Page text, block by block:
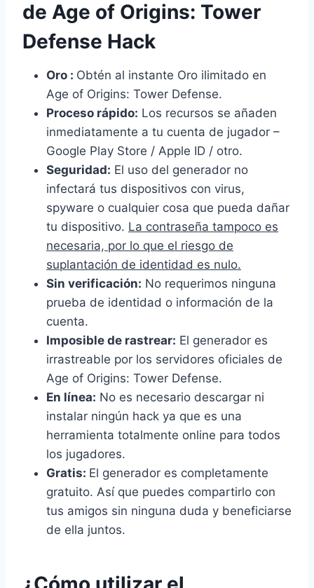
de Age of Origins: Tower
Defense Hack
Oro : Obtén al instante Oro ilimitado en
Age of Origins: Tower Defense.
Proceso rápido: Los recursos se añaden
inmediatamente a tu cuenta de jugador –
Google Play Store / Apple ID / otro.
Seguridad: El uso del generador no
infectará tus dispositivos con virus,
spyware o cualquier cosa que pueda dañar
tu dispositivo. La contraseña tampoco es
necesaria, por lo que el riesgo de
suplantación de identidad es nulo.
Sin verificación: No requerimos ninguna
prueba de identidad o información de la
cuenta.
Imposible de rastrear: El generador es
irrastreable por los servidores oficiales de
Age of Origins: Tower Defense.
En línea: No es necesario descargar ni
instalar ningún hack ya que es una
herramienta totalmente online para todos
los jugadores.
Gratis: El generador es completamente
gratuito. Así que puedes compartirlo con
tus amigos sin ninguna duda y beneficiarse
de ella juntos.